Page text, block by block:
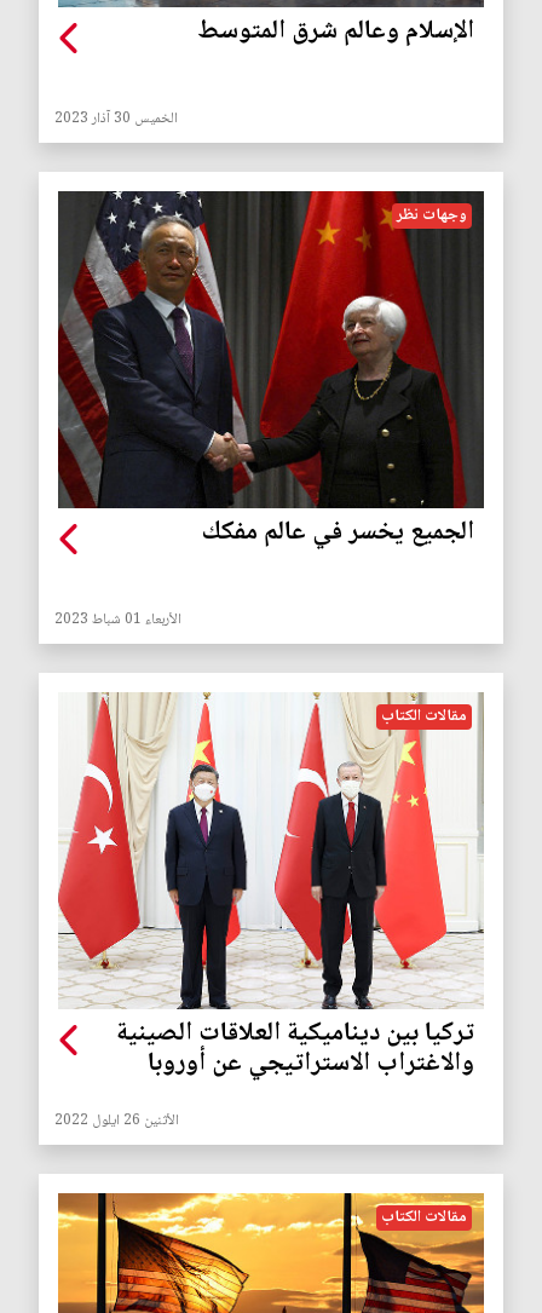
الإسلام وعالم شرق المتوسط
الخميس 30 آذار 2023
وجهات نظر
الجميع يخسر في عالم مفكك
الأربعاء 01 شباط 2023
مقالات الكتاب
تركيا بين ديناميكية العلاقات الصينية
والاغتراب الاستراتيجي عن أوروبا
الأثنين 26 ايلول 2022
مقالات الكتاب